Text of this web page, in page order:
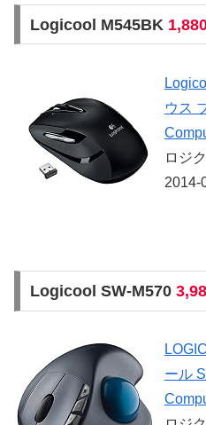
Logicool M545BK
ウス
ロジ
2014-
Logicool SW-M570
ール